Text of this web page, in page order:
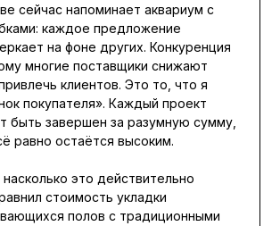
сейчас напоминает аквариум с
каждое предложение
на фоне других. Конкуренция
многие поставщики снижают
клиентов. Это то, что я
покупателя». Каждый проект
быть завершен за разумную сумму,
равно остаётся высоким.
это действительно
стоимость укладки
полов с традиционными